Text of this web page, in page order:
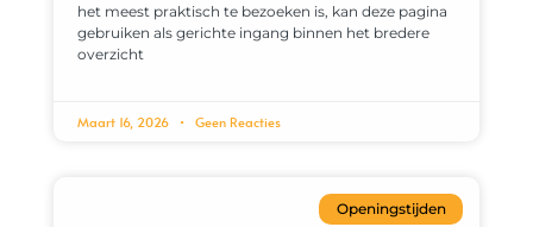
het meest praktisch te bezoeken is, kan deze pagina
gebruiken als gerichte ingang binnen het bredere
overzicht
Maart 16, 2026 Geen Reacties
Openingstijden